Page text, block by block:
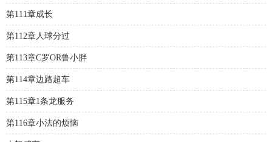
第111章成长
第112章人球分过
第113章C罗OR鲁小胖
第114章边路超车
第115章1条龙服务
第116章小法的烦恼